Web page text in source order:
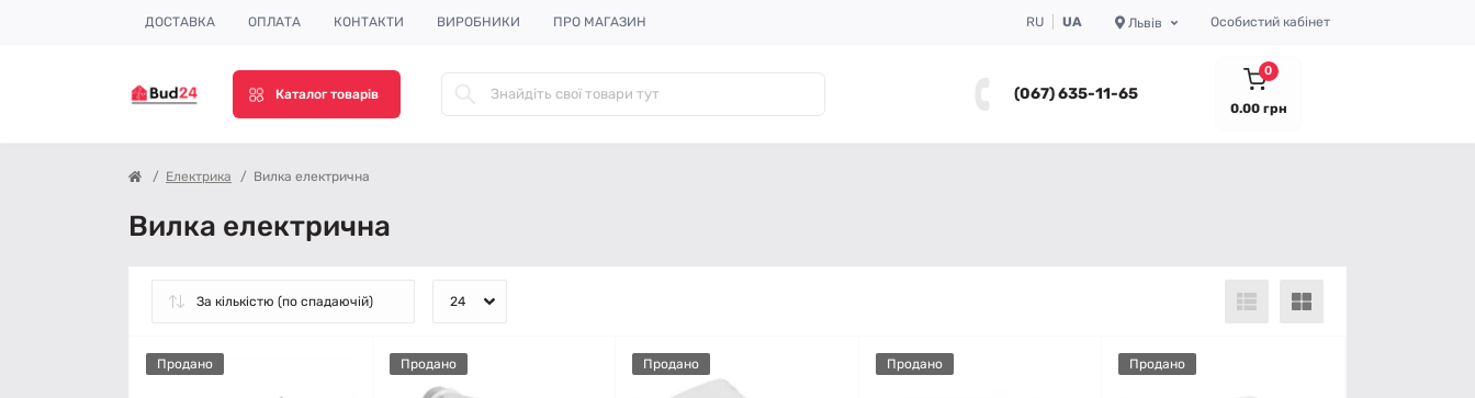
ДОСТАВКА ОПЛАТА КОНТАКТИ ВИРОБНИКИ ПРО МАГАЗИН RU UA Львів Особистий кабінет
Каталог товарів (067) 635-11-65
0
0.00 грн
Електрика Вилка електрична
Вилка електрична
Продано Продано Продано Продано Продано